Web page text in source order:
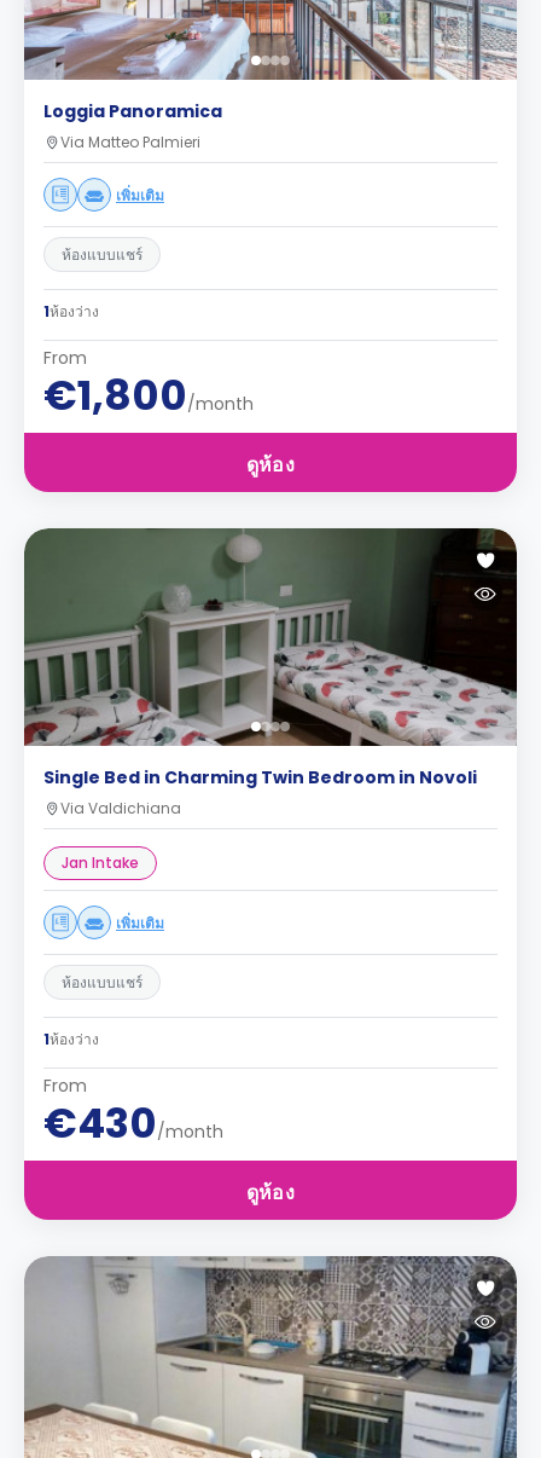
Loggia Panoramica
Via Matteo Palmieri
เพิ่มเติม
ห้องแบบแชร์
1ห้องว่าง
From
€1,800/month
ดูห้อง
Single Bed in Charming Twin Bedroom in Novoli
Via Valdichiana
Jan Intake
เพิ่มเติม
ห้องแบบแชร์
1ห้องว่าง
From
€430/month
ดูห้อง